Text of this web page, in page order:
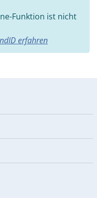
Funktion ist nicht
erfahren